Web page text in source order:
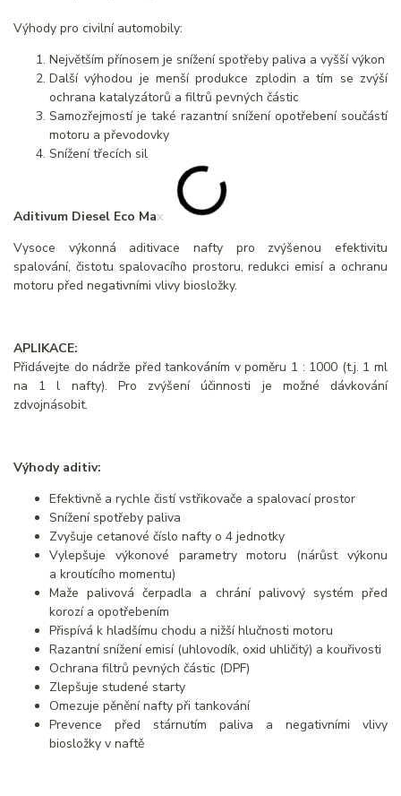
Výhody pro civilní automobily:
Největším přínosem je snížení spotřeby paliva a vyšší výkon
Další výhodou je menší produkce zplodin a tím se zvýší
ochrana katalyzátorů a filtrů pevných částic
Samozřejmostí je také razantní snížení opotřebení součástí
motoru a převodovky
Snížení třecích sil
Aditivum Diesel Eco Max
Vysoce výkonná aditivace nafty pro zvýšenou efektivitu
spalování, čistotu spalovacího prostoru, redukci emisí a ochranu
motoru před negativními vlivy biosložky.
APLIKACE:
Přidávejte do nádrže před tankováním v poměru 1 : 1000 (t.j. 1 ml
na 1 l nafty). Pro zvýšení účinnosti je možné dávkování
zdvojnásobit.
Výhody aditiv:
Efektivně a rychle čistí vstřikovače a spalovací prostor
Snížení spotřeby paliva
Zvyšuje cetanové číslo nafty o 4 jednotky
Vylepšuje výkonové parametry motoru (nárůst výkonu
a kroutícího momentu)
Maže palivová čerpadla a chrání palivový systém před
korozí a opotřebením
Přispívá k hladšímu chodu a nižší hlučnosti motoru
Razantní snížení emisí (uhlovodík, oxid uhličitý) a kouřivosti
Ochrana filtrů pevných částic (DPF)
Zlepšuje studené starty
Omezuje pěnění nafty při tankování
Prevence před stárnutím paliva a negativními vlivy
biosložky v naftě